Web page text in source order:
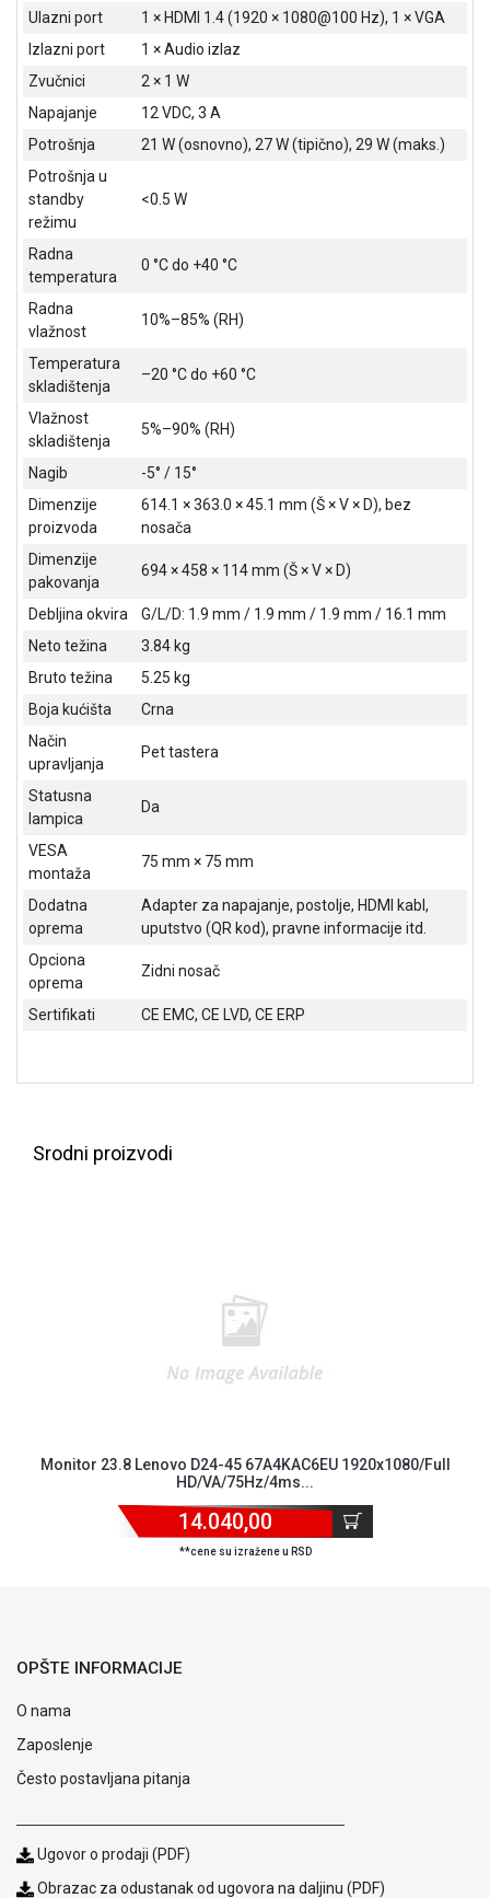
Način
privatnosti
KREDIT
Ulazni port
1 × HDMI 1.4 (1920 × 1080@100 Hz), 1 × VGA
Izlazni port
1 × Audio izlaz
Zvučnici
2 × 1 W
Napajanje
12 VDC, 3 A
Potrošnja
21 W (osnovno), 27 W (tipično), 29 W (maks.)
Potrošnja u
standby
režimu
<0.5 W
Radna
temperatura
0 °C do +40 °C
Radna
vlažnost
10%–85% (RH)
Temperatura
skladištenja
–20 °C do +60 °C
Vlažnost
skladištenja
5%–90% (RH)
Nagib
-5° / 15°
Dimenzije
proizvoda
614.1 × 363.0 × 45.1 mm (Š × V × D), bez
nosača
Dimenzije
pakovanja
694 × 458 × 114 mm (Š × V × D)
Debljina okvira
G/L/D: 1.9 mm / 1.9 mm / 1.9 mm / 16.1 mm
Neto težina
3.84 kg
Bruto težina
5.25 kg
Boja kućišta
Crna
Način
upravljanja
Pet tastera
Statusna
lampica
Da
VESA
montaža
75 mm × 75 mm
Dodatna
oprema
Adapter za napajanje, postolje, HDMI kabl,
uputstvo (QR kod), pravne informacije itd.
Opciona
oprema
Zidni nosač
Sertifikati CE EMC, CE LVD, CE ERP
Srodni proizvodi
Monitor 23.8 Lenovo D24-45 67A4KAC6EU 1920x1080/Full
HD/VA/75Hz/4ms...
14.040,00
**cene su izražene u RSD
OPŠTE INFORMACIJE
O nama
Zaposlenje
Često postavljana pitanja
Ugovor o prodaji (PDF)
Obrazac za odustanak od ugovora na daljinu (PDF)